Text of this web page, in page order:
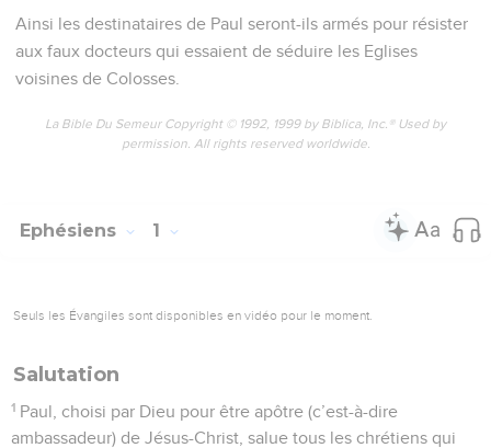
Ainsi les destinataires de Paul seront-ils armés pour résister
aux faux docteurs qui essaient de séduire les Eglises
voisines de Colosses.
La Bible Du Semeur Copyright © 1992, 1999 by Biblica, Inc.® Used by
permission. All rights reserved worldwide.
Ephésiens 1
Seuls les Évangiles sont disponibles en vidéo pour le moment.
Salutation
1 Paul, choisi par Dieu pour être apôtre (c’est-à-dire
ambassadeur) de Jésus-Christ, salue tous les chrétiens qui